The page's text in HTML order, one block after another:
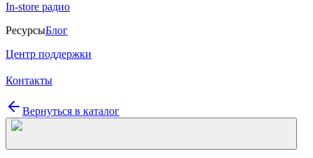
In-store радио
РесурсыБлог
Центр поддержки
Контакты
Вернуться в каталог